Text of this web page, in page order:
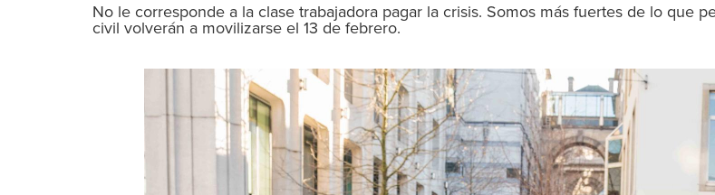
No le corresponde a la clase trabajadora pagar la crisis. Somos más fuertes de lo que
civil volverán a movilizarse el 13 de febrero.